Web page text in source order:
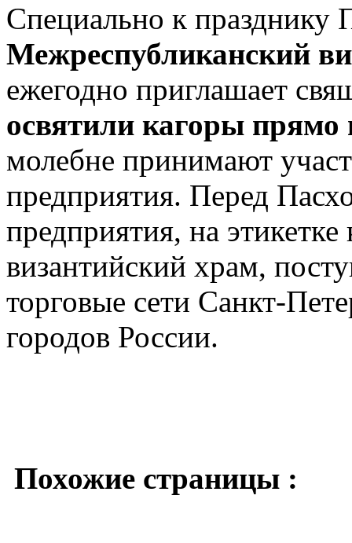
Специально к празднику
Межреспубликанский
ежегодно приглашает
освятили кагоры прямо
молебне принимают
предприятия. Перед
предприятия, на
византийский храм,
торговые сети Санкт-
городов России.
Похожие страницы :